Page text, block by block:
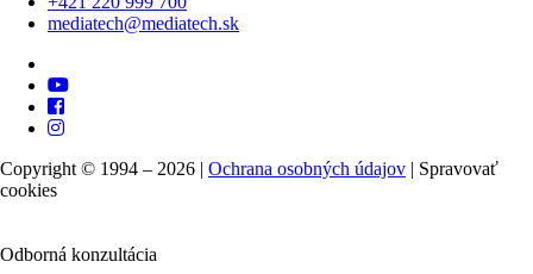
mediatech@mediatech.sk
Copyright © 1994 – 2026 | Ochrana osobných údajov | Spravovať
cookies
Odborná konzultácia